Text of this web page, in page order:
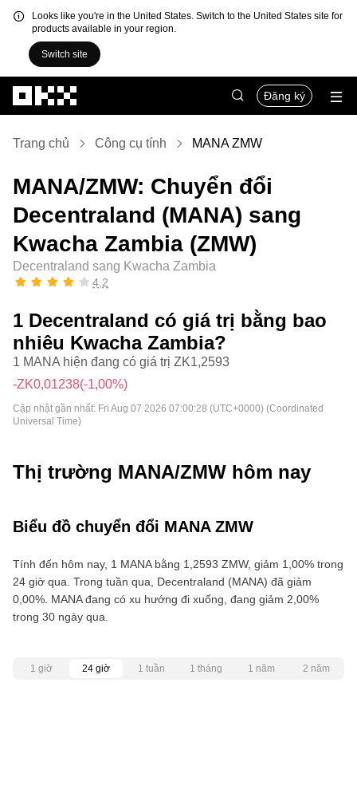
Looks like you're in the United States. Switch to the United States site for
products available in your region.
Switch site
Đăng ký
Trang chủ Công cụ tính MANA ZMW
MANA/ZMW: Chuyển đổi
Decentraland (MANA) sang
Kwacha Zambia (ZMW)
Decentraland sang Kwacha Zambia
4,2
1 Decentraland có giá trị bằng bao
nhiêu Kwacha Zambia?
1 MANA hiện đang có giá trị ZK1,2593
-ZK0,01238(-1,00%)
Cập nhật gần nhất: Fri Aug 07 2026 07:00:28 (UTC+0000) (Coordinated
Universal Time)
Thị trường MANA/ZMW hôm nay
Biểu đồ chuyển đổi MANA ZMW
Tính đến hôm nay, 1 MANA bằng 1,2593 ZMW, giảm 1,00% trong
24 giờ qua. Trong tuần qua, Decentraland (MANA) đã giảm
0,00%. MANA đang có xu hướng đi xuống, đang giảm 2,00%
trong 30 ngày qua.
1 giờ 24 giờ 1 tuần 1 tháng 1 năm 2 năm